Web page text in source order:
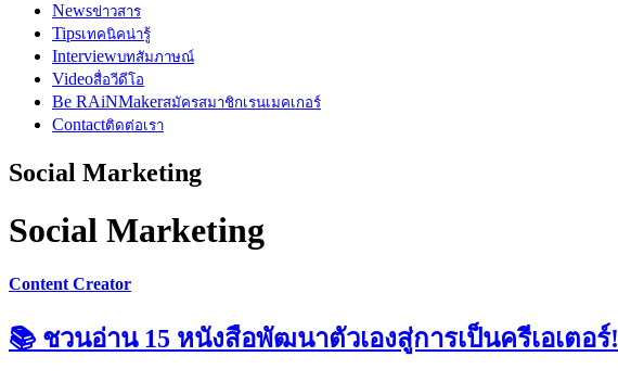
Newsข่าวสาร
Tipsเทคนิคน่ารู้
Interviewบทสัมภาษณ์
Videoสื่อวีดีโอ
Be RAiNMakerสมัครสมาชิกเรนเมคเกอร์
Contactติดต่อเรา
Social Marketing
Social Marketing
Content Creator
📚 ชวนอ่าน 15 หนังสือพัฒนาตัวเองสู่การเป็นครีเอเตอร​์!